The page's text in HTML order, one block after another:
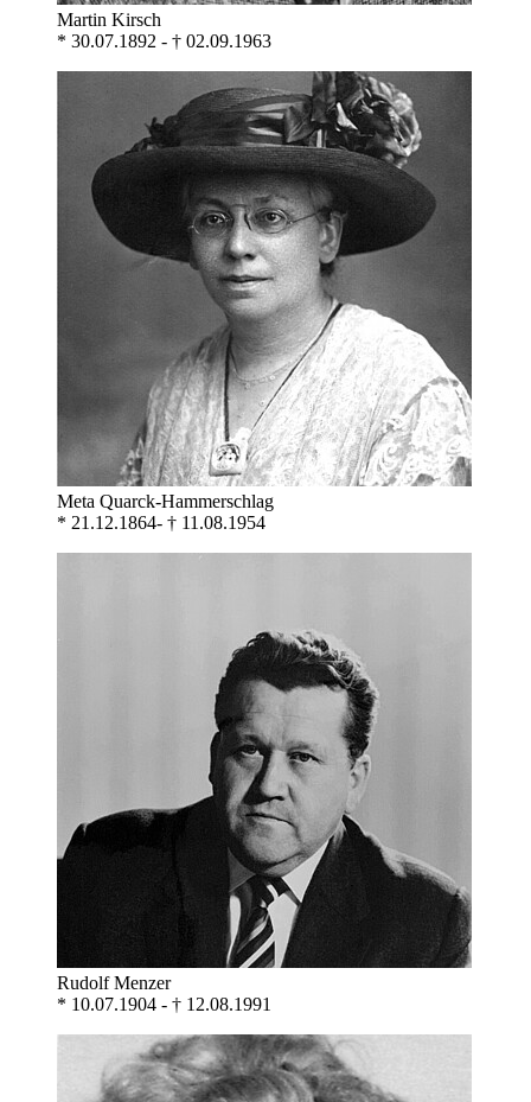
Martin Kirsch
* 30.07.1892 - † 02.09.1963
Meta Quarck-Hammerschlag
* 21.12.1864- † 11.08.1954
Rudolf Menzer
* 10.07.1904 - † 12.08.1991